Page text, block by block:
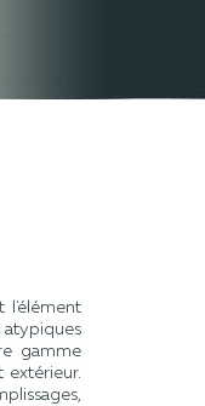
l'élément
atypiques
gamme